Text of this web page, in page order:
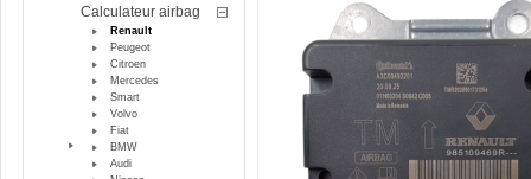
Calculateur airbag
Renault
Peugeot
Citroen
Mercedes
Smart
Volvo
Fiat
BMW
Audi